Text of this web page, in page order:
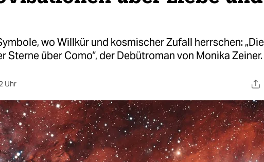
wo Willkür und kosmischer Zufall herrschen: „Die
Sterne über Como“, der Debütroman von Monika Zeiner.
Uhr